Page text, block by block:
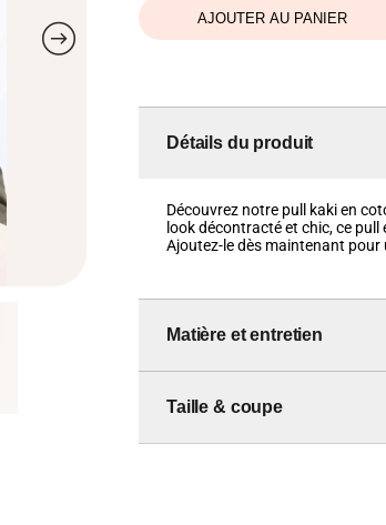
AJOUTER AU PANIER
Détails du produit
Découvrez notre pull kaki en
look décontracté et chic, ce
Ajoutez-le dès maintenant pour
Matière et entretien
Taille & coupe